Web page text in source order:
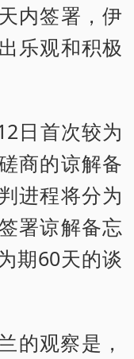
内签署，伊
乐观和积极
日首次较为
商的谅解备
进程将分为
署谅解备忘
期60天的谈
的观察是，